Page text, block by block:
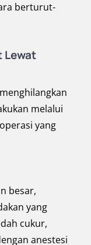
berturut-
Lewat
melalui
yang
besar,
yang
cukur,
anestesi